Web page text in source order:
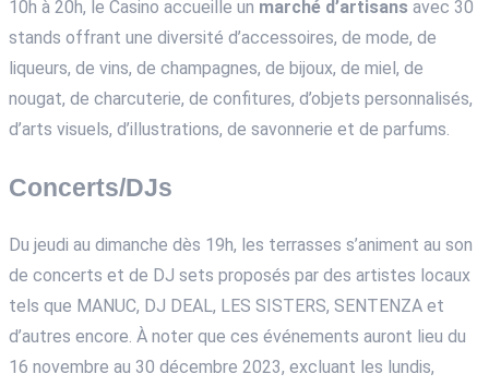
10h à 20h, le Casino accueille un marché d’artisans avec 30
stands offrant une diversité d’accessoires, de mode, de
liqueurs, de vins, de champagnes, de bijoux, de miel, de
nougat, de charcuterie, de confitures, d’objets personnalisés,
d’arts visuels, d’illustrations, de savonnerie et de parfums.
Concerts/DJs
Du jeudi au dimanche dès 19h, les terrasses s’animent au son
de concerts et de DJ sets proposés par des artistes locaux
tels que MANUC, DJ DEAL, LES SISTERS, SENTENZA et
d’autres encore. À noter que ces événements auront lieu du
16 novembre au 30 décembre 2023, excluant les lundis,